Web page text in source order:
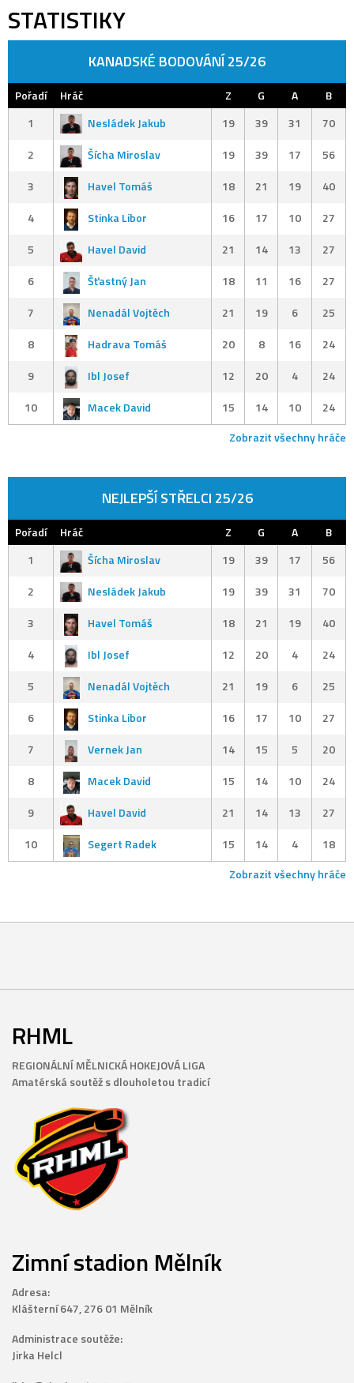
STATISTIKY
KANADSKÉ BODOVÁNÍ 25/26
Pořadí Hráč Z G A
B
1
Nesládek Jakub 19 39 31
70
2
Šícha Miroslav 19 39 17
56
3
Havel Tomáš 18 21 19
40
4
Stinka Libor 16 17 10
27
5
Havel David 21 14 13
27
6
Šťastný Jan 18 11 16
27
7
Nenadál Vojtěch 21 19 6
25
8
Hadrava Tomáš 20 8 16
24
9
Ibl Josef 12 20 4
24
10
Macek David 15 14 10
24
Zobrazit všechny hráče
NEJLEPŠÍ STŘELCI 25/26
Pořadí Hráč Z G A
B
1
Šícha Miroslav 19 39 17
56
2
Nesládek Jakub 19 39 31
70
3
Havel Tomáš 18 21 19
40
4
Ibl Josef 12 20 4
24
5
Nenadál Vojtěch 21 19 6
25
6
Stinka Libor 16 17 10
27
7
Vernek Jan 14 15 5
20
8
Macek David 15 14 10
24
9
Havel David 21 14 13
27
10
Segert Radek 15 14 4
18
Zobrazit všechny hráče
RHML
REGIONÁLNÍ MĚLNICKÁ HOKEJOVÁ LIGA
Amatérská soutěž s dlouholetou tradicí
Zimní stadion Mělník
Adresa:
Klášterní 647, 276 01 Mělník
Administrace soutěže:
Jirka Helcl